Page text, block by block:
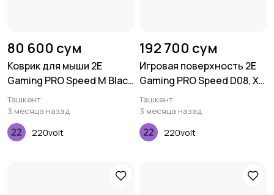
80 600 сум
Коврик для мыши 2E
Gaming PRO Speed M Black
(360*275*3 мм)
Ташкент
3 месяца назад
220volt
192 700 сум
Игровая поверхность 2E
Gaming PRO Speed D08, XL
(800x450x3мм),
многоцветный
Ташкент
3 месяца назад
220volt